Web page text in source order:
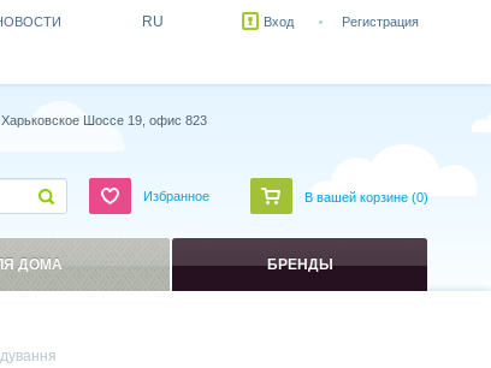
RU Вход Регистрация
Харьковское Шоссе 19, офис 823
Избранное В вашей корзине (0)
ДОМА БРЕНДЫ